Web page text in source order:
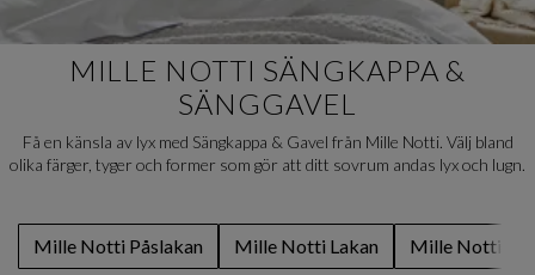
MILLE NOTTI SÄNGKAPPA &
SÄNGGAVEL
Få en känsla av lyx med Sängkappa & Gavel från Mille Notti. Välj bland
olika färger, tyger och former som gör att ditt sovrum andas lyx och lugn.
Mille Notti Påslakan Mille Notti Lakan Mille Notti